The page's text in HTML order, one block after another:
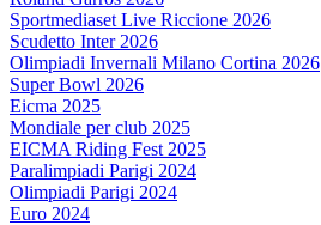
Sportmediaset Live Riccione 2026
Scudetto Inter 2026
Olimpiadi Invernali Milano Cortina 2026
Super Bowl 2026
Eicma 2025
Mondiale per club 2025
EICMA Riding Fest 2025
Paralimpiadi Parigi 2024
Olimpiadi Parigi 2024
Euro 2024